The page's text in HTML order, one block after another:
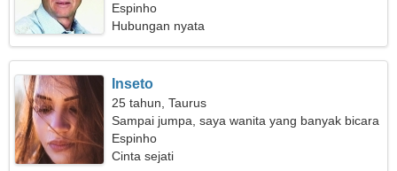
Espinho
Hubungan nyata
Inseto
25 tahun, Taurus
Sampai jumpa, saya wanita yang banyak bicara
Espinho
Cinta sejati